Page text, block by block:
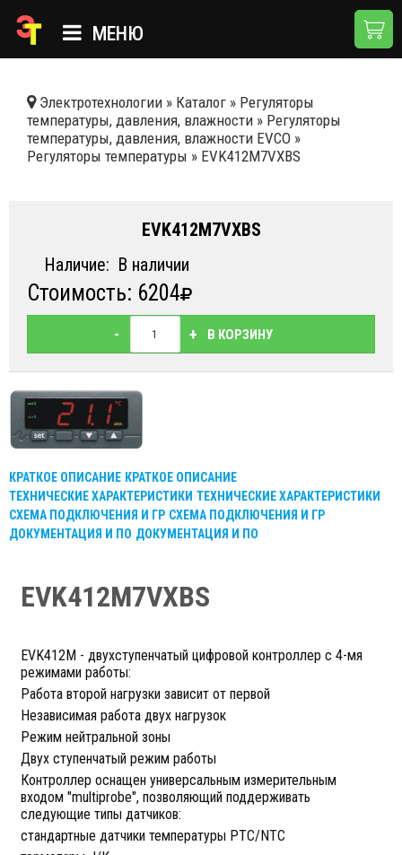
МЕНЮ
КАТАЛОГ
О КОМПАНИИ
ДОСТАВКА И ОПЛАТА
КОНТАКТЫ
Электротехнологии » Каталог » Регуляторы
температуры, давления, влажности » Регуляторы
температуры, давления, влажности EVCO »
Регуляторы температуры » EVK412M7VXBS
EVK412M7VXBS
Наличие: В наличии
Стоимость: 6204
- + В КОРЗИНУ
КРАТКОЕ ОПИСАНИЕ КРАТКОЕ ОПИСАНИЕ
ТЕХНИЧЕСКИЕ ХАРАКТЕРИСТИКИ ТЕХНИЧЕСКИЕ ХАРАКТЕРИСТИКИ
СХЕМА ПОДКЛЮЧЕНИЯ И ГР СХЕМА ПОДКЛЮЧЕНИЯ И ГР
ДОКУМЕНТАЦИЯ И ПО ДОКУМЕНТАЦИЯ И ПО
EVK412M7VXBS
EVK412M - двухступенчатый цифровой контроллер c 4-мя
режимами работы:
Работа второй нагрузки зависит от первой
Независимая работа двух нагрузок
Режим нейтральной зоны
Двух ступенчатый режим работы
Контроллер оснащен универсальным измерительным
входом "multiprobe", позволяющий поддерживать
следующие типы датчиков:
стандартные датчики температуры PTC/NTC